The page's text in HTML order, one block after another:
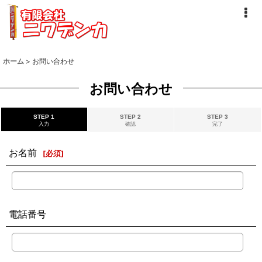
ホーム > お問い合わせ
お問い合わせ
STEP 1
入力
STEP 2
確認
STEP 3
完了
お名前 [必須]
電話番号